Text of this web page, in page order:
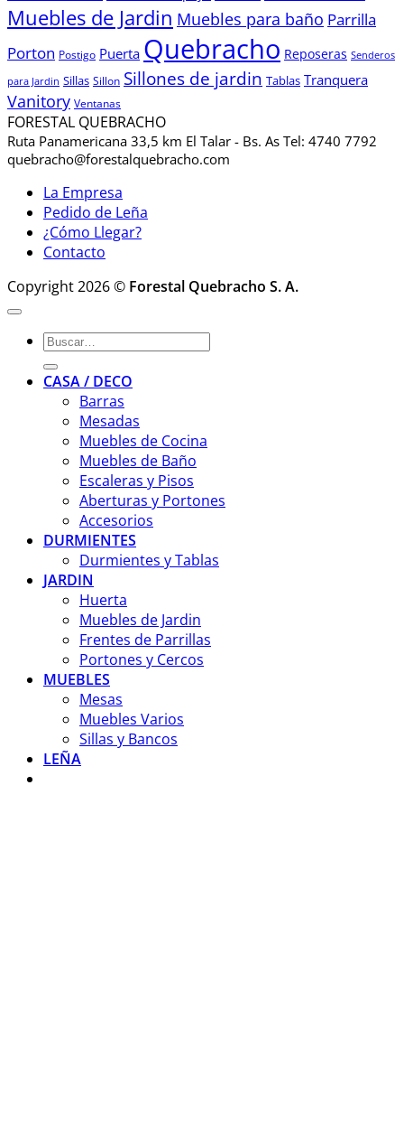
Muebles de Jardin Muebles para baño Parrilla
Porton Postigo Puerta Quebracho Reposeras Senderos
para Jardin Sillas Sillon Sillones de jardin Tablas Tranquera
Vanitory Ventanas
FORESTAL QUEBRACHO
Ruta Panamericana 33,5 km El Talar - Bs. As Tel: 4740 7792
quebracho@forestalquebracho.com
La Empresa
Pedido de Leña
¿Cómo Llegar?
Contacto
Copyright 2026 © Forestal Quebracho S. A.
Buscar
por:
CASA / DECO
Barras
Mesadas
Muebles de Cocina
Muebles de Baño
Escaleras y Pisos
Aberturas y Portones
Accesorios
DURMIENTES
Durmientes y Tablas
JARDIN
Huerta
Muebles de Jardin
Frentes de Parrillas
Portones y Cercos
MUEBLES
Mesas
Muebles Varios
Sillas y Bancos
LEÑA